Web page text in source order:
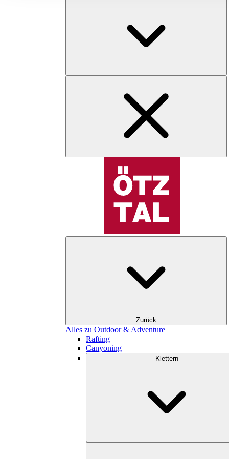
Zurück
Alles zu Outdoor & Adventure
Rafting
Canyoning
Klettern